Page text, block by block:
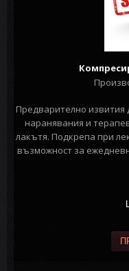
Предварително извития
наранявания и
лакътя. Подкрепа при
възможност за